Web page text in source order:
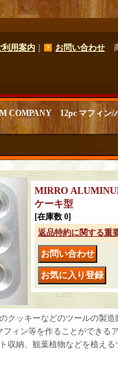
利用案内 お問い合わせ
COMPANY 12pc マフィン/
MIRRO
ケーキ型
[在庫数 0]
返品特約に関する重
クッキーなどのツールの製
フィン等を作ることができる
収納、観葉植物などを植え